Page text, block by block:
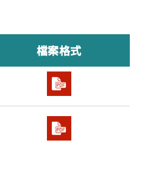
檔案格式